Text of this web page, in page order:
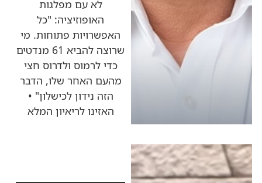
לא עם מפלגות
האופוזיציה: "כל
האפשרויות פתוחות. מי
שרוצה להביא 61 מנדטים
כדי לרמוס ולדרוס חצי
מהעם האחר שלו, הדבר
הזה נידון לכישלון" •
האזינו לריאיון המלא